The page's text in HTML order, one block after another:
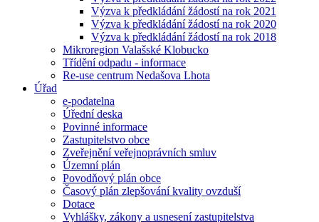
Výzva k předkládání žádostí na rok 2021
Výzva k předkládání žádostí na rok 2020
Výzva k předkládání žádostí na rok 2018
Mikroregion Valašské Klobucko
Třídění odpadu - informace
Re-use centrum Nedašova Lhota
Úřad
e-podatelna
Úřední deska
Povinné informace
Zastupitelstvo obce
Zveřejnění veřejnoprávních smluv
Územní plán
Povodňový plán obce
Časový plán zlepšování kvality ovzduší
Dotace
Vyhlášky, zákony a usnesení zastupitelstva